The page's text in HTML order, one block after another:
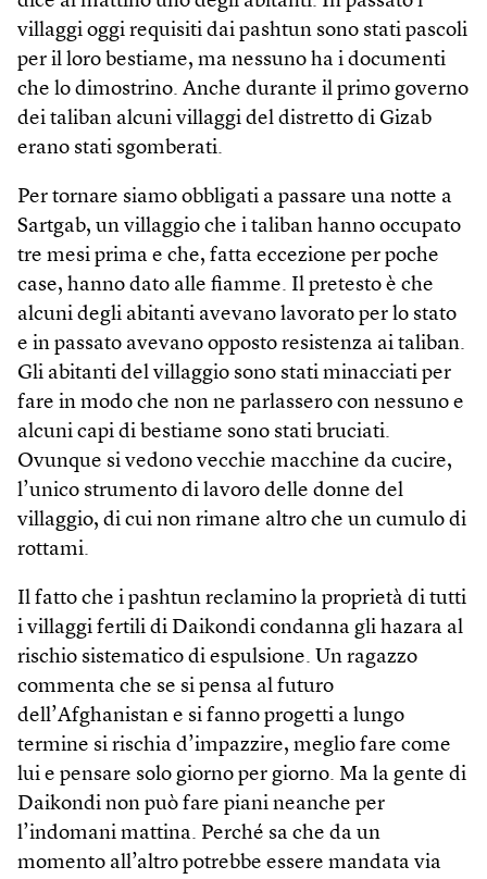
villaggi oggi requisiti dai pashtun sono stati pascoli
per il loro bestiame, ma nessuno ha i documenti
che lo dimostrino. Anche durante il primo governo
dei taliban alcuni villaggi del distretto di Gizab
erano stati sgomberati.
Per tornare siamo obbligati a passare una notte a
Sartgab, un villaggio che i taliban hanno occupato
tre mesi prima e che, fatta eccezione per poche
case, hanno dato alle fiamme. Il pretesto è che
alcuni degli abitanti avevano lavorato per lo stato
e in passato avevano opposto resistenza ai taliban.
Gli abitanti del villaggio sono stati minacciati per
fare in modo che non ne parlassero con nessuno e
alcuni capi di bestiame sono stati bruciati.
Ovunque si vedono vecchie macchine da cucire,
l’unico strumento di lavoro delle donne del
villaggio, di cui non rimane altro che un cumulo di
rottami.
Il fatto che i pashtun reclamino la proprietà di tutti
i villaggi fertili di Daikondi condanna gli hazara al
rischio sistematico di espulsione. Un ragazzo
commenta che se si pensa al futuro
dell’Afghanistan e si fanno progetti a lungo
termine si rischia d’impazzire, meglio fare come
lui e pensare solo giorno per giorno. Ma la gente di
Daikondi non può fare piani neanche per
l’indomani mattina. Perché sa che da un
momento all’altro potrebbe essere mandata via